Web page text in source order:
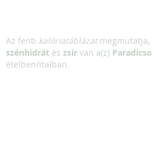
Az fenti kalóriatáblázatmegmutatja,
szénhidrát és zsír van a(z)
ételben/italban.